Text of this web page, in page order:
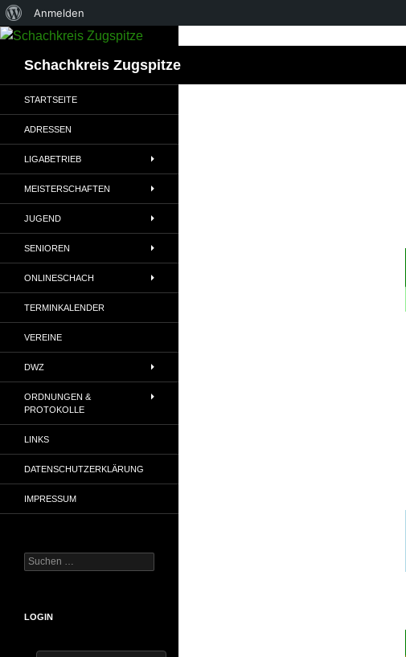
Über
WordPress
Anmelden
Zum
springenSchachkreis Zugspitze
STARTSEITE
ADRESSEN
LIGABETRIEB
MEISTERSCHAFTEN
JUGEND
SENIOREN
ONLINESCHACH
TERMINKALENDER
VEREINE
DWZ
ORDNUNGEN &
PROTOKOLLE
LINKS
DATENSCHUTZERKLÄRUNG
IMPRESSUM
Suchen
nach:
LOGIN